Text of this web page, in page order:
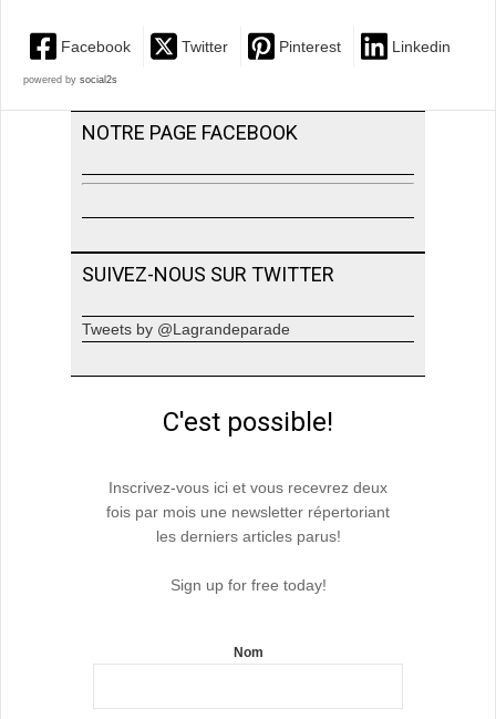
Facebook Twitter Pinterest Linkedin
powered by social2s
NOTRE PAGE FACEBOOK
SUIVEZ-NOUS SUR TWITTER
Tweets by @Lagrandeparade
C'est possible!
Inscrivez-vous ici et vous recevrez deux
fois par mois une newsletter répertoriant
les derniers articles parus!
Sign up for free today!
Nom